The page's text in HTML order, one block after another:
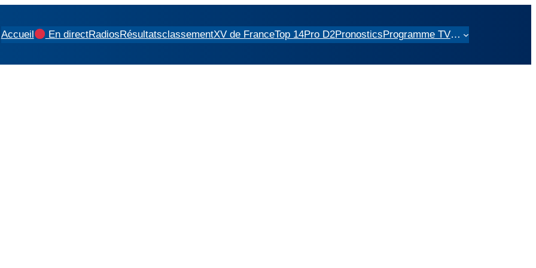
Accueil En directRadiosRésultatsclassementXV de FranceTop 14Pro D2PronosticsProgramme TV…